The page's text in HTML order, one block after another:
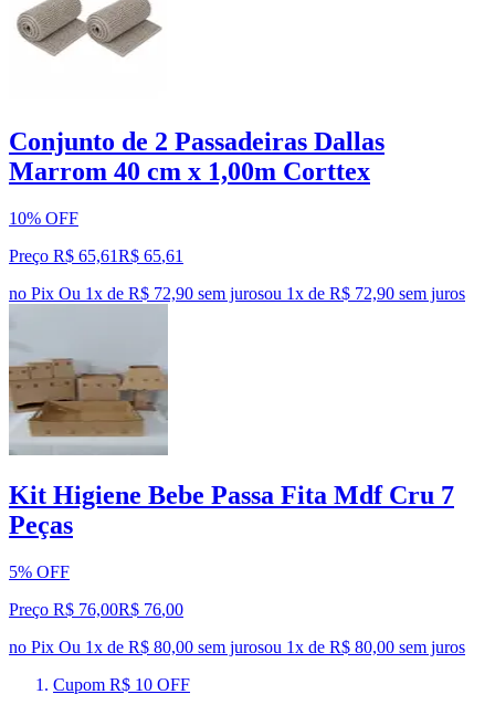
Conjunto de 2 Passadeiras Dallas
Marrom 40 cm x 1,00m Corttex
10% OFF
Preço R$ 65,61R$ 65,61
no Pix Ou 1x de R$ 72,90 sem jurosou 1x de R$ 72,90 sem juros
Kit Higiene Bebe Passa Fita Mdf Cru 7
Peças
5% OFF
Preço R$ 76,00R$ 76,00
no Pix Ou 1x de R$ 80,00 sem jurosou 1x de R$ 80,00 sem juros
Cupom R$ 10 OFF